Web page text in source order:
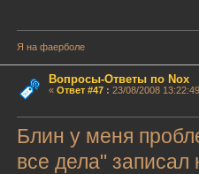
Я на фаерболе
Вопросы-Ответы по Nox
« Ответ #47: 23/08/2008
Блин у меня
все дела"